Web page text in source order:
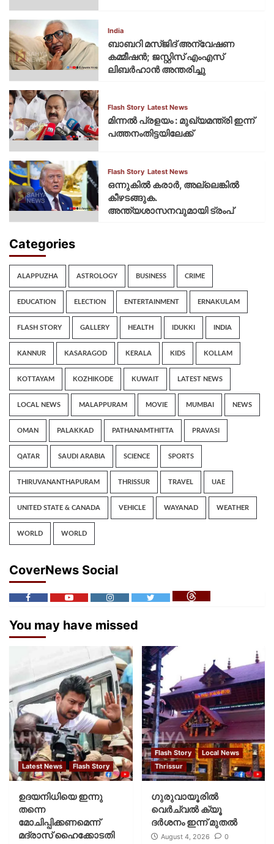
India
ബാബറി മസ്ജിദ് അന്വേഷണ
കമ്മീഷന്‍; ജസ്റ്റിസ് എംഎസ്
ലിബര്‍ഹാന്‍ അന്തരിച്ചു
Flash Story Latest News
മിന്നല്‍ പ്രളയം : മുഖ്യമന്ത്രി ഇന്ന്
പത്തനംതിട്ടയിലേക്ക്
Flash Story Latest News
ഒന്നുകില്‍ കരാര്‍, അല്ലെങ്കില്‍
കീഴടങ്ങുക.
അന്ത്യശാസനവുമായി ട്രംപ്
Categories
ALAPPUZHA ASTROLOGY BUSINESS CRIME
EDUCATION ELECTION ENTERTAINMENT ERNAKULAM
FLASH STORY GALLERY HEALTH IDUKKI INDIA
KANNUR KASARAGOD KERALA KIDS KOLLAM
KOTTAYAM KOZHIKODE KUWAIT LATEST NEWS
LOCAL NEWS MALAPPURAM MOVIE MUMBAI NEWS
OMAN PALAKKAD PATHANAMTHITTA PRAVASI
QATAR SAUDI ARABIA SCIENCE SPORTS
THIRUVANANTHAPURAM THRISSUR TRAVEL UAE
UNITED STATE & CANADA VEHICLE WAYANAD WEATHER
WORLD WORLD
CoverNews Social
You may have missed
Latest News Flash Story
ഉദയനിധിയെ ഇന്നു
തന്നെ
മോചിപ്പിക്കണമെന്ന്
മദ്രാസ് ഹൈക്കോടതി
Flash Story
Local News
Thrissur
ഗുരുവായൂരില്‍
വെര്‍ച്വല്‍ ക്യൂ
ദര്‍ശനം ഇന്ന് മുതല്‍
August 4, 2026 0